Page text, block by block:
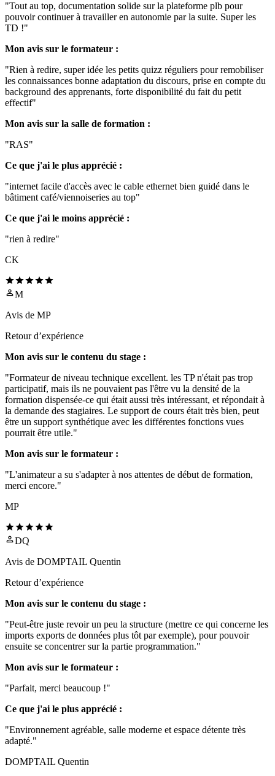
"Tout au top, documentation solide sur la plateforme plb pour
pouvoir continuer à travailler en autonomie par la suite. Super les
TD !"
Mon avis sur le formateur :
"Rien à redire, super idée les petits quizz réguliers pour remobiliser
les connaissances bonne adaptation du discours, prise en compte du
background des apprenants, forte disponibilité du fait du petit
effectif"
Mon avis sur la salle de formation :
"RAS"
Ce que j'ai le plus apprécié :
"internet facile d'accès avec le cable ethernet bien guidé dans le
bâtiment café/viennoiseries au top"
Ce que j'ai le moins apprécié :
"rien à redire"
CK
M
Avis de MP
Retour d’expérience
Mon avis sur le contenu du stage :
"Formateur de niveau technique excellent. les TP n'était pas trop
participatif, mais ils ne pouvaient pas l'être vu la densité de la
formation dispensée-ce qui était aussi très intéressant, et répondait à
la demande des stagiaires. Le support de cours était très bien, peut
être un support synthétique avec les différentes fonctions vues
pourrait être utile."
Mon avis sur le formateur :
"L'animateur a su s'adapter à nos attentes de début de formation,
merci encore."
MP
DQ
Avis de DOMPTAIL Quentin
Retour d’expérience
Mon avis sur le contenu du stage :
"Peut-être juste revoir un peu la structure (mettre ce qui concerne les
imports exports de données plus tôt par exemple), pour pouvoir
ensuite se concentrer sur la partie programmation."
Mon avis sur le formateur :
"Parfait, merci beaucoup !"
Ce que j'ai le plus apprécié :
"Environnement agréable, salle moderne et espace détente très
adapté."
DOMPTAIL Quentin